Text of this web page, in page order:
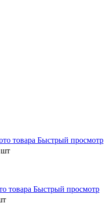
Быстрый просмотр
Быстрый просмотр